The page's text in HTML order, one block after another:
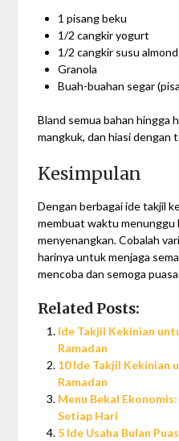
1 pisang beku
1/2 cangkir yogurt
1/2 cangkir susu almond
Granola
Buah-buahan segar
Bland semua bahan hingga
mangkuk, dan hiasi dengan
Kesimpulan
Dengan berbagai ide takjil
membuat waktu menunggu
menyenangkan. Cobalah
harinya untuk menjaga
mencoba dan semoga
Related Posts:
Ide Takjil Kekinian
Ramadan
10 Ide Takjil Kekinian
Ramadan
Menu Bekal
Setiap Hari
5 Ide Usaha Bulan